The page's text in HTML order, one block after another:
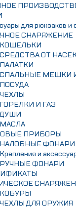
для рюкзаков и
СНАРЯЖЕНИЕ
КОШЕЛЬКИ
СРЕДСТВА ОТ
ПАЛАТКИ
СПАЛЬНЫЕ МЕШКИ
ПОСУДА
ЧЕХЛЫ
ГОРЕЛКИ И ГАЗ
ДУШИ
МАСЛА
ПРИБОРЫ
НАЛОБНЫЕ ФОНАРИ
Крепления и
РУЧНЫЕ ФОНАРИ
КОБУРЫ
ЧЕХЛЫ ДЛЯ ОРУЖИЯ